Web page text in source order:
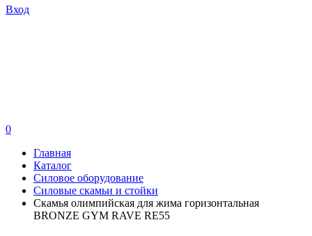
Вход
0
Главная
Каталог
Силовое оборудование
Силовые скамьи и стойки
Скамья олимпийская для жима горизонтальная
BRONZE GYM RAVE RE55